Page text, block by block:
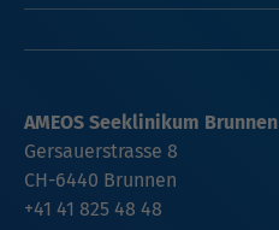
AMEOS Seeklinikum Brunnen
Gersauerstrasse 8
CH-6440 Brunnen
+41 41 825 48 48